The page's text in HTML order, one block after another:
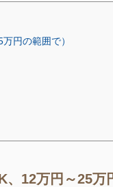
円の範囲で）
12万円～25万